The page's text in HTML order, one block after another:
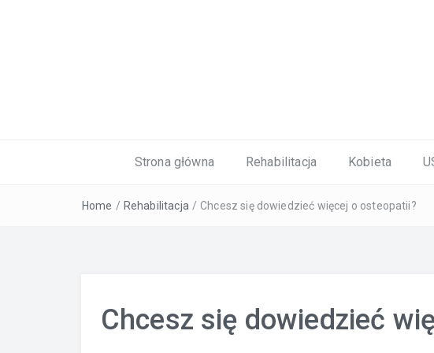
Strona główna Rehabilitacja Kobieta
Home / Rehabilitacja / Chcesz się dowiedzieć więcej o osteopatii?
Chcesz się dowiedzieć